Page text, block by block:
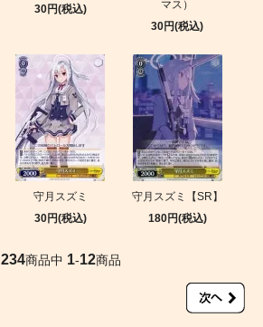
30円(税込)
マス）
30円(税込)
守月スズミ
30円(税込)
守月スズミ【SR】
180円(税込)
234商品中 1-12商品